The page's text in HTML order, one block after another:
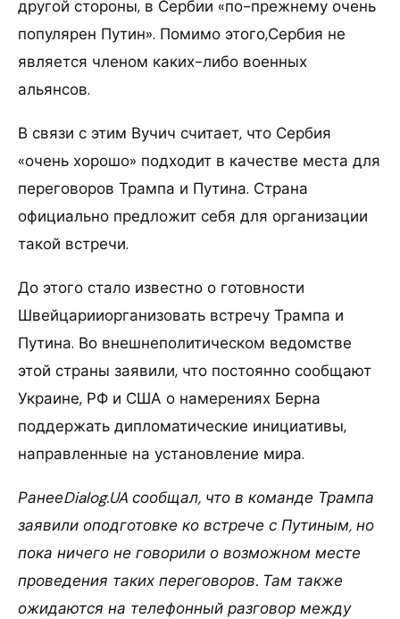
другой стороны, в Сербии «по-прежнему очень
популярен Путин». Помимо этого,Сербия не
является членом каких-либо военных
альянсов.
В связи с этим Вучич считает, что Сербия
«очень хорошо» подходит в качестве места для
переговоров Трампа и Путина. Страна
официально предложит себя для организации
такой встречи.
До этого стало известно о готовности
Швейцарииорганизовать встречу Трампа и
Путина. Во внешнеполитическом ведомстве
этой страны заявили, что постоянно сообщают
Украине, РФ и США о намерениях Берна
поддержать дипломатические инициативы,
направленные на установление мира.
РанееDialog.UA сообщал, что в команде Трампа
заявили оподготовке ко встрече с Путиным, но
пока ничего не говорили о возможном месте
проведения таких переговоров. Там также
ожидаются на телефонный разговор между